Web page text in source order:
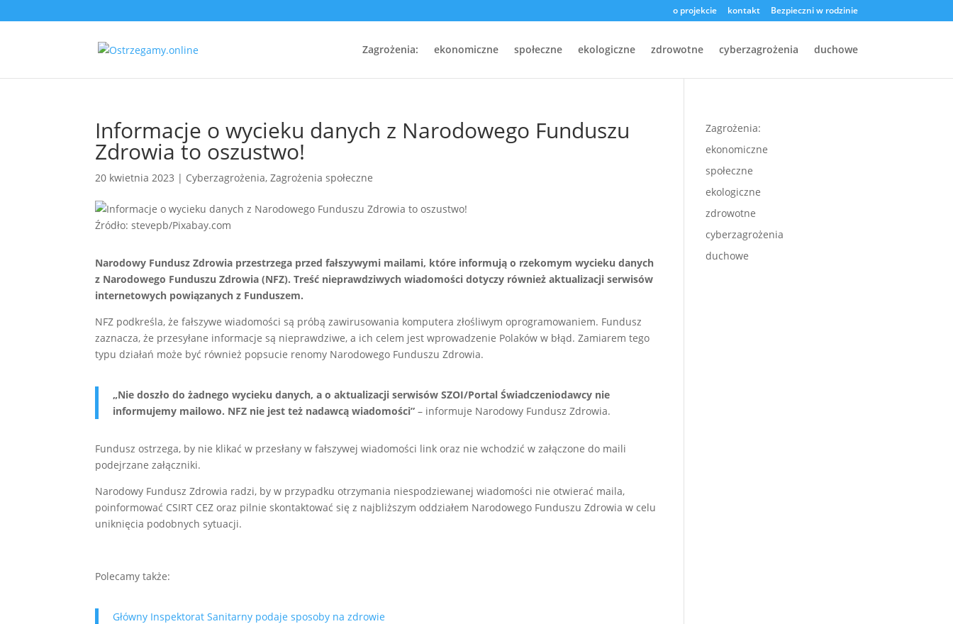
o projekcie kontakt Bezpieczni w rodzinie
Zagrożenia: ekonomiczne społeczne ekologiczne zdrowotne cyberzagrożenia duchowe
Informacje o wycieku danych z Narodowego Funduszu
Zdrowia to oszustwo!
20 kwietnia 2023 | Cyberzagrożenia,Zagrożenia społeczne
Źródło: stevepb/Pixabay.com
Narodowy Fundusz Zdrowia przestrzega przed fałszywymi mailami, które informują o rzekomym wycieku danych
z Narodowego Funduszu Zdrowia (NFZ). Treść nieprawdziwych wiadomości dotyczy również aktualizacji serwisów
internetowych powiązanych z Funduszem.
NFZ podkreśla, że fałszywe wiadomości są próbą zawirusowania komputera złośliwym oprogramowaniem. Fundusz
zaznacza, że przesyłane informacje są nieprawdziwe, a ich celem jest wprowadzenie Polaków w błąd. Zamiarem tego
typu działań może być również popsucie renomy Narodowego Funduszu Zdrowia.
„Nie doszło do żadnego wycieku danych, a o aktualizacji serwisów SZOI/Portal Świadczeniodawcy nie
informujemy mailowo. NFZ nie jest też nadawcą wiadomości”– informuje Narodowy Fundusz Zdrowia.
Fundusz ostrzega, by nie klikać w przesłany w fałszywej wiadomości link oraz nie wchodzić w załączone do maili
podejrzane załączniki.
Narodowy Fundusz Zdrowia radzi, by w przypadku otrzymania niespodziewanej wiadomości nie otwierać maila,
poinformować CSIRT CEZ oraz pilnie skontaktować się z najbliższym oddziałem Narodowego Funduszu Zdrowia w celu
uniknięcia podobnych sytuacji.
Polecamy także:
Główny Inspektorat Sanitarny podaje sposoby na zdrowie
Zagrożenia:
ekonomiczne
społeczne
ekologiczne
zdrowotne
cyberzagrożenia
duchowe